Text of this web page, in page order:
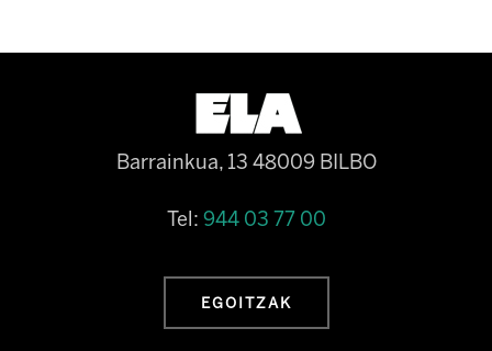
Barrainkua, 13 48009 BILBO
Tel: 944 03 77 00
EGOITZAK